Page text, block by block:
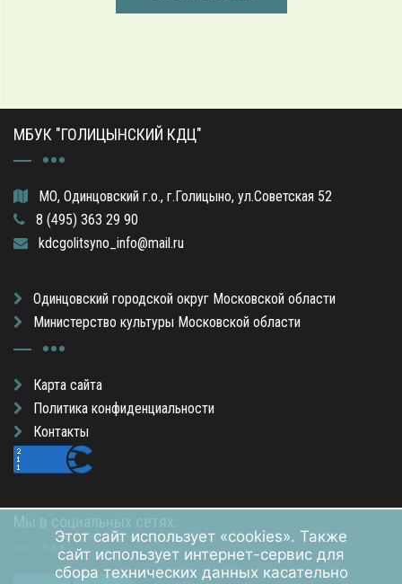
МБУК "ГОЛИЦЫНСКИЙ КДЦ"
МО, Одинцовский г.о., г.Голицыно, ул.Советская 52
8 (495) 363 29 90
kdcgolitsyno_info@mail.ru
Одинцовский городской округ Московской области
Министерство культуры Московской области
Карта сайта
Политика конфиденциальности
Контакты
Этот сайт использует «cookies». Также
сайт использует интернет-сервис для
сбора технических данных касательно